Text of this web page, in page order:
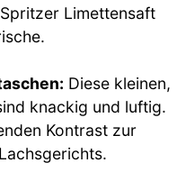
Limettensaft
Diese kleinen,
knackig und luftig.
Kontrast zur